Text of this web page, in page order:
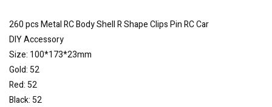
260 pcs Metal RC Body Shell R Shape Clips Pin RC Car
DIY Accessory
Size: 100*173*23mm
Gold: 52
Red: 52
Black: 52